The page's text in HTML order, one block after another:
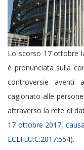
Lo scorso 17 ottobre
è pronunciata sulla
controversie aventi
cagionato alle
attraverso la rete di
17 ottobre 2017,
ECLI:EU:C:2017:554).